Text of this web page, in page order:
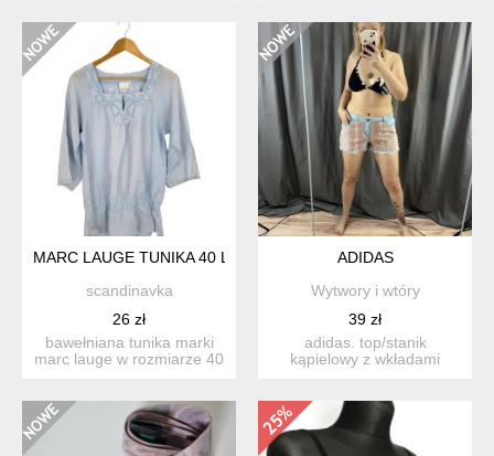
MARC LAUGE TUNIKA 40 L
scandinavka
26 zł
bawełniana tunika marki
marc lauge w rozmiarze 40
ADIDAS
Wytwory i wtóry
39 zł
adidas. top/stanik
kąpielowy z wkładami